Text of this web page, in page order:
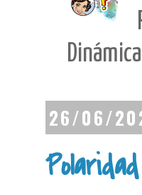
26/06/
Polaridad